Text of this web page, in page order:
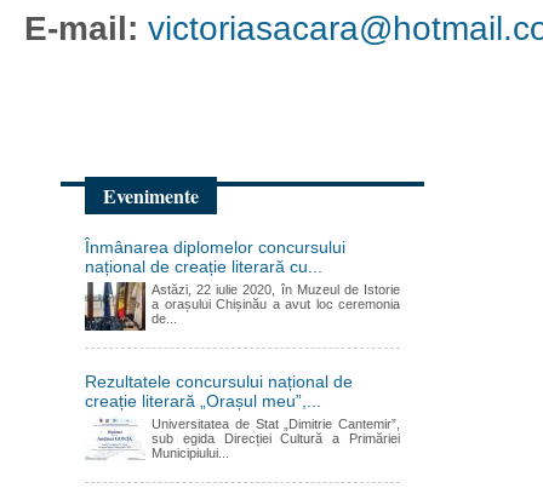
E-mail:
Evenimente
Înmânarea diplomelor concursului
național de creație literară cu...
Astăzi, 22 iulie 2020, în Muzeul de Istorie
a orașului Chișinău a avut loc ceremonia
de...
Rezultatele concursului național de
creație literară „Orașul meu”,...
Universitatea de Stat „Dimitrie Cantemir”,
sub egida Direcției Cultură a Primăriei
Municipiului...